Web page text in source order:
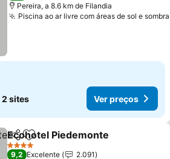
Pereira, a 8.6 km de Filandia
Piscina ao ar livre com áreas de sol e sombra
2 sites Ver preços
PartilharAdicionar aos favoritos
Ecohotel Piedemonte
4 Estrelas
9,2 Excelente 2.091